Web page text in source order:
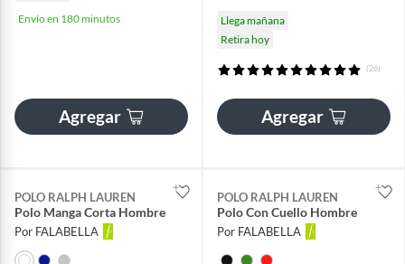
Envío en 180 minutos
Agregar
Llega mañana
Retira hoy
(26)
Agregar
POLO RALPH LAUREN
Polo Manga Corta Hombre
Por FALABELLA
POLO RALPH LAUREN
Polo Con Cuello Hombre
Por FALABELLA